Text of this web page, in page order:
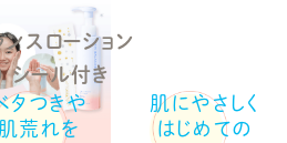
スローション
シール付き
タつきや
肌荒れを
肌にやさしく
はじめての